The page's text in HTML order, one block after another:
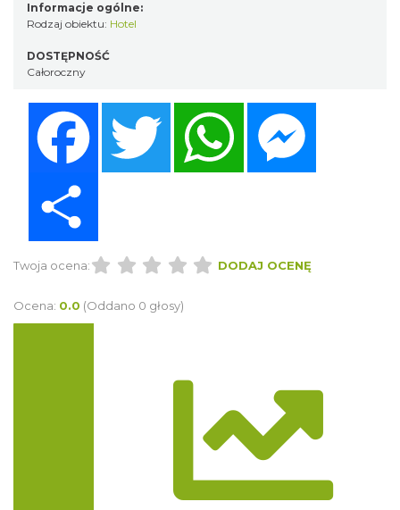
Informacje ogólne:
Rodzaj obiektu: Hotel
DOSTĘPNOŚĆ
Całoroczny
Twitter WhatsApp
Twoja ocena: DODAJ OCENĘ
Ocena: 0.0 (Oddano 0 głosy)
Trasa